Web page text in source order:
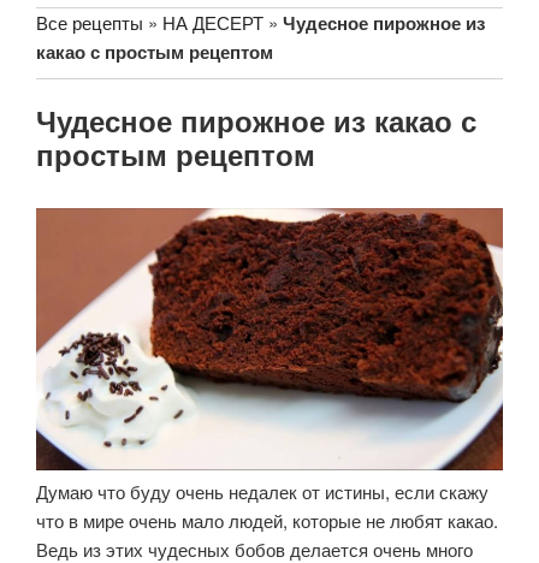
Все рецепты » НА ДЕСЕРТ » Чудесное пирожное из
какао с простым рецептом
Чудесное пирожное из какао с
простым рецептом
Думаю что буду очень недалек от истины, если скажу
что в мире очень мало людей, которые не любят какао.
Ведь из этих чудесных бобов делается очень много